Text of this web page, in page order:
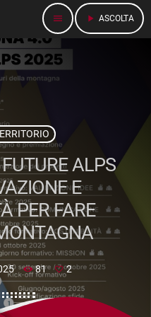
menu play_arrow ASCOLTA
ALPS
E
PER FARE
81 2